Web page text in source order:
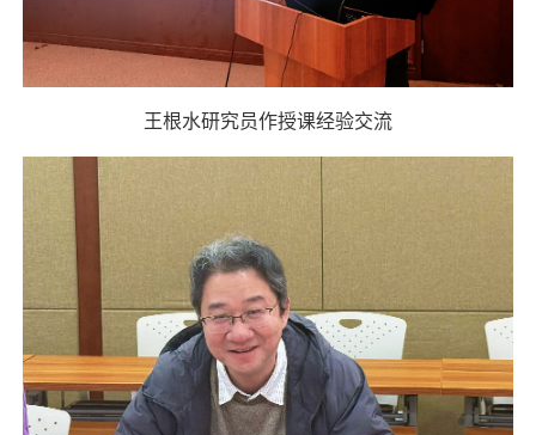
王根水研究员作授课经验交流